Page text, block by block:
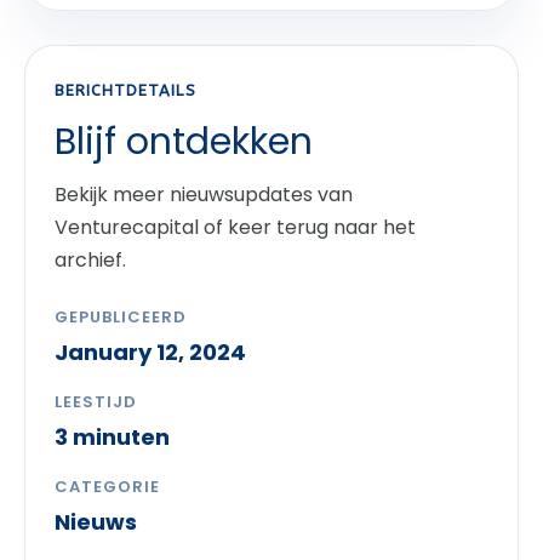
BERICHTDETAILS
Blijf ontdekken
Bekijk meer nieuwsupdates van
Venturecapital of keer terug naar het
archief.
GEPUBLICEERD
January 12, 2024
LEESTIJD
3 minuten
CATEGORIE
Nieuws